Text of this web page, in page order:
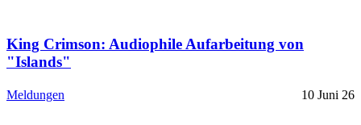
King Crimson: Audiophile Aufarbeitung von
"Islands"
Meldungen 10 Juni 26